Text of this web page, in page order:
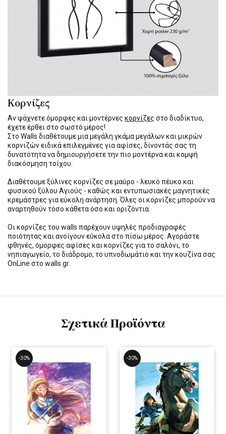
Κορνίζες
Αν ψάχνετε όμορφες και μοντέρνες κορνίζες στο διαδίκτυο,
έχετε έρθει στο σωστό μέρος!
Στο Walls διαθέτουμε μια μεγάλη γκάμα μεγάλων και μικρών
κορνιζών ειδικά επιλεγμένες για αφίσες, δίνοντάς σας τη
δυνατότητα να δημιουργήσετε την πιο μοντέρνα και κομψή
διακόσμηση τοίχου.
Διαθέτουμε ξύλινες κορνίζες σε μαύρο - λευκό πέυκο και
φυσικού ξύλου Αγιούς - καθώς και εντυπωσιακές μαγνητικές
κρεμάστρες για εύκολη ανάρτηση. Όλες οι κορνίζες μπορούν να
αναρτηθούν τόσο κάθετα όσο και οριζόντια.
Οι κορνίζες του walls παρέχουν υψηλές προδιαγραφές
ποιότητας και ανοίγουν εύκολα στο πίσω μέρος. Αγοράστε
φθηνές, όμορφες αφίσες και κορνίζες για το σαλόνι, το
νηπιαγωγείο, το διάδρομο, το υπνοδωμάτιο και την κουζίνα σας
OnLine στο walls.gr.
Σχετικά Προϊόντα
-30% -30%